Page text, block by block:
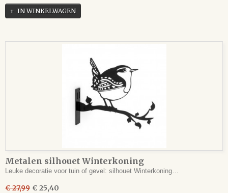
IN WINKELWAGEN
Metalen silhouet Winterkoning
Leuke decoratie voor tuin of gevel: silhouet Winterkoning…
€ 27,99 € 25,40